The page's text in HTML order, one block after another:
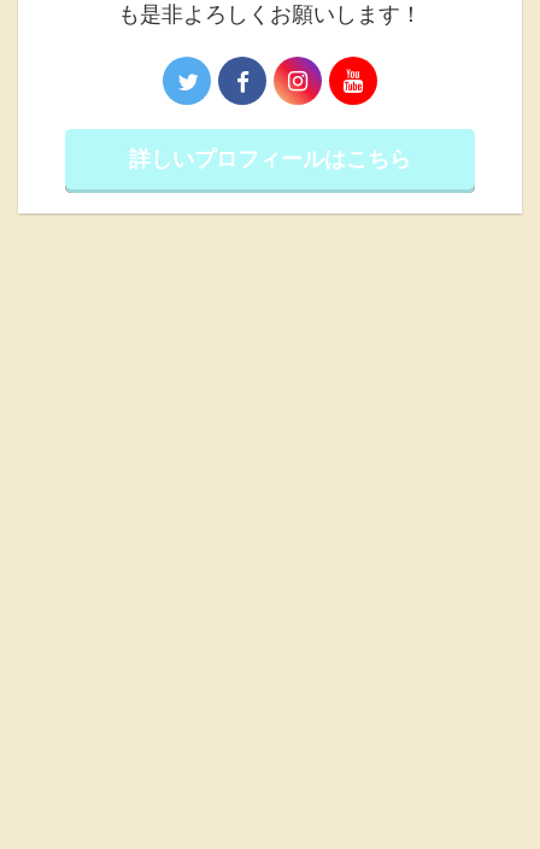
も是非よろしくお願いします！
詳しいプロフィールはこちら